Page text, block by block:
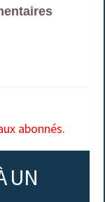
abonnés.
UN